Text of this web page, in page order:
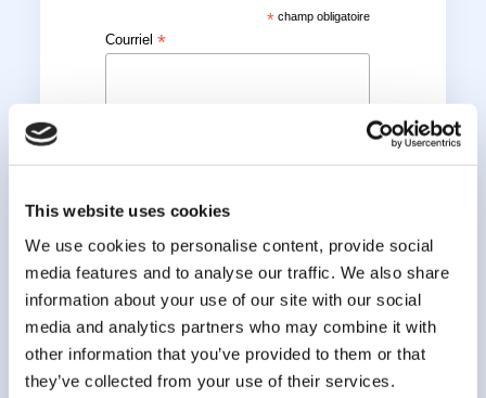
This website uses cookies
We use cookies to personalise content, provide social
media features and to analyse our traffic. We also share
information about your use of our site with our social
media and analytics partners who may combine it with
other information that you’ve provided to them or that
they’ve collected from your use of their services.
*champ obligatoire
Courriel*
Nom*